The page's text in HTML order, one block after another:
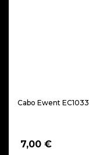
Cabo Ewent
7,00 €